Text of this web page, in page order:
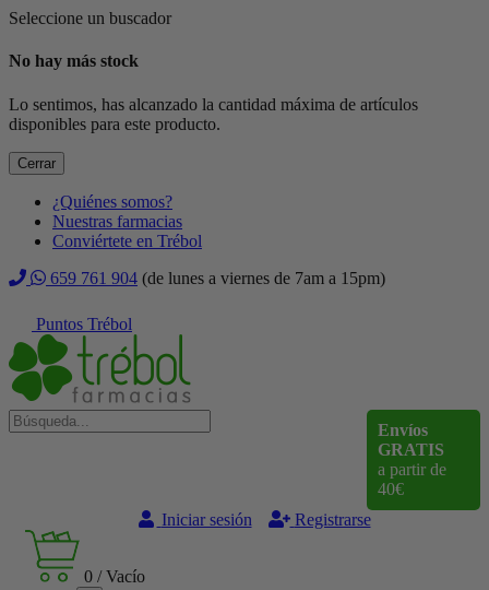
Seleccione un buscador
No hay más stock
Lo sentimos, has alcanzado la cantidad máxima de artículos
disponibles para este producto.
Cerrar
¿Quiénes somos?
Nuestras farmacias
Conviértete en Trébol
659 761 904 (de lunes a viernes de 7am a 15pm)
Puntos Trébol
Envíos
GRATIS
a partir de
40€
Iniciar sesión
Registrarse
0 /Vacío